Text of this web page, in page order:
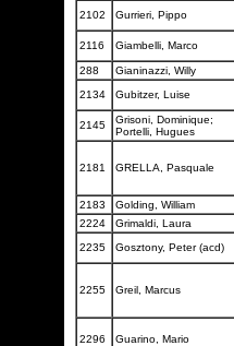
2102 Gurrieri, Pippo
2116 Giambelli, Marco
288 Gianinazzi, Willy
2134
Gubitzer, Luise
2145
Grisoni, Dominique;
Portelli, Hugues
2181 GRELLA, Pasquale
2183 Golding, William
2224
Grimaldi, Laura
2235
Gosztony, Peter (acd)
2255 Greil, Marcus
2296 Guarino, Mario